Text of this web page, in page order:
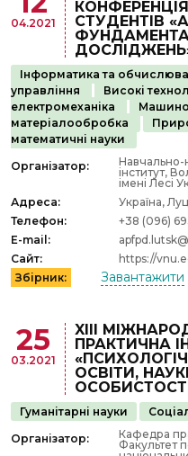
04.2021
СТУДЕНТІВ
Інформатика та
управління
Високі
електромеханіка
матеріалообробка
математичні науки
Організатор:
Навчально-
інститут,
імені Лесі
Адреса:
Україна,
Телефон:
+38 (096)
E-mail:
Сайт:
https://
Збірник:
Завантажити
25
03.2021
XІІІ
ПРАКТИЧНА
ОСВІТИ,
Гуманітарні науки
Організатор:
Кафедра
Факультет